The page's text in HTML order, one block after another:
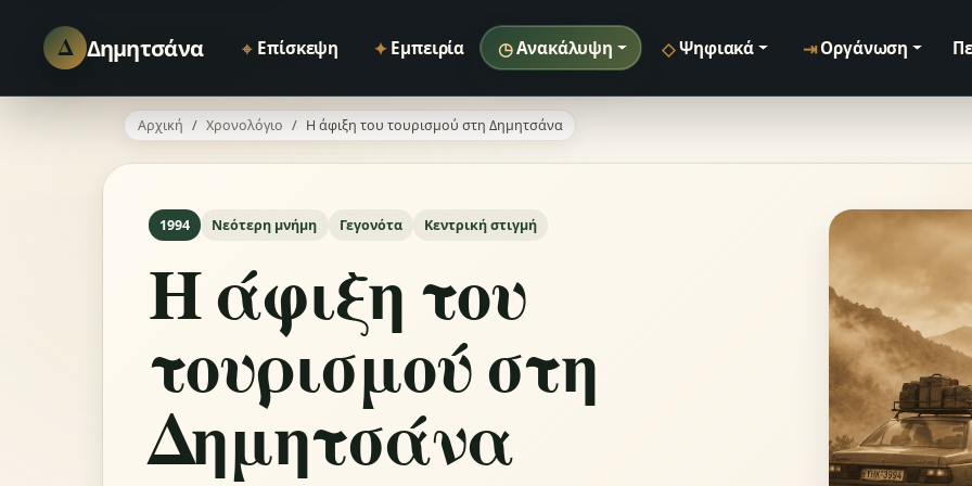
Δ Δημητσάνα ⌖ Επίσκεψη ✦ Εμπειρία ◷Ανακάλυψη ◇ Ψηφιακά ⇥ Οργάνωση
Αρχική Χρονολόγιο Η άφιξη του τουρισμού στη Δημητσάνα
1994 Νεότερη μνήμη Γεγονότα Κεντρική στιγμή
Η άφιξη του
τουρισμού στη
Δημητσάνα